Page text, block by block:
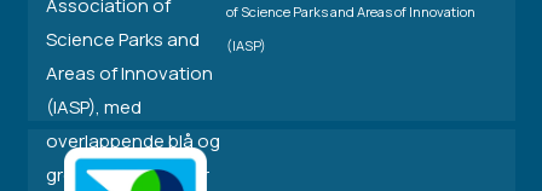
of Science Parks and Areas of Innovation
(IASP)